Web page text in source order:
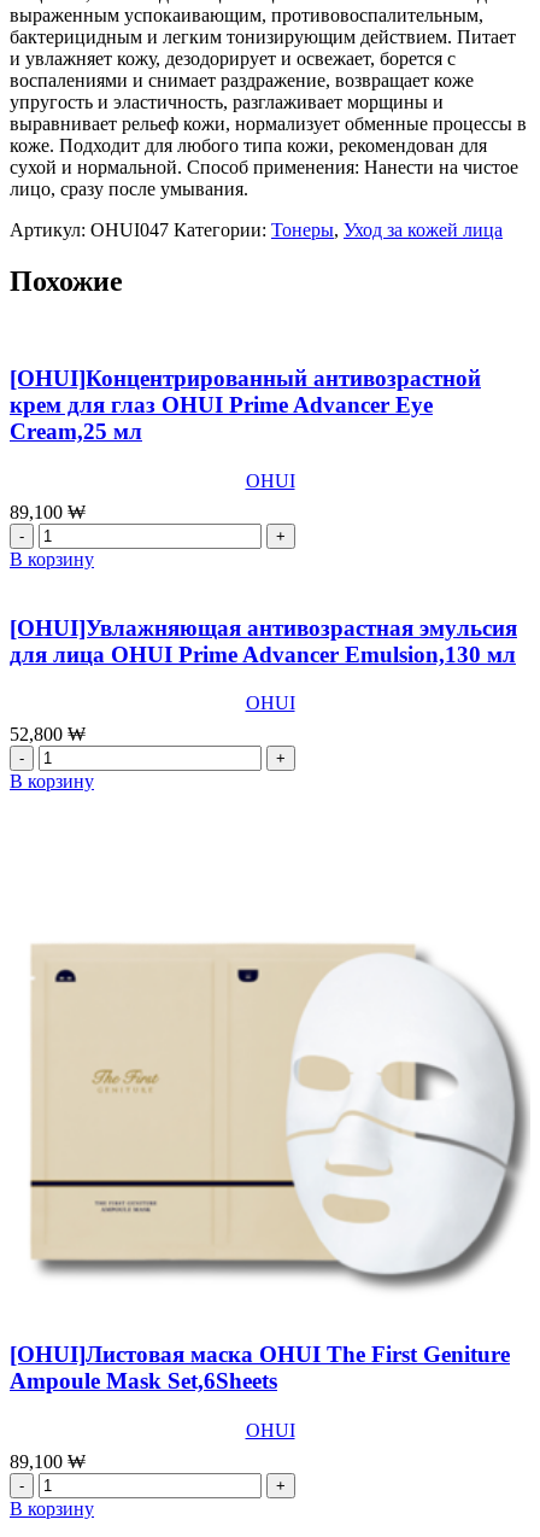
выраженным успокаивающим, противовоспалительным,
бактерицидным и легким тонизирующим действием. Питает
и увлажняет кожу, дезодорирует и освежает, борется с
воспалениями и снимает раздражение, возвращает коже
упругость и эластичность, разглаживает морщины и
выравнивает рельеф кожи, нормализует обменные процессы в
коже. Подходит для любого типа кожи, рекомендован для
сухой и нормальной. Способ применения: Нанести на чистое
лицо, сразу после умывания.
Артикул: OHUI047 Категории: Тонеры, Уход за кожей лица
Похожие
[OHUI]Концентрированный антивозрастной
крем для глаз OHUI Prime Advancer Eye
Cream,25 мл
OHUI
89,100 ₩
Количество
товара
[OHUI]Концентрированный
крем
для
глаз
Advancer
Eye
Cream,25
мл
В корзину
[OHUI]Увлажняющая антивозрастная эмульсия
для лица OHUI Prime Advancer Emulsion,130 мл
OHUI
52,800 ₩
Количество
товара
Advancer
Emulsion,130
В корзину
[OHUI]Листовая маска OHUI The First Geniture
Ampoule Mask Set,6Sheets
OHUI
89,100 ₩
Количество
товара
[OHUI]Листовая
В корзину